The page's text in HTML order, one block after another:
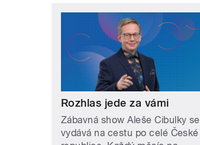
Rozhlas jede za vámi
Zábavná show Aleše Cibulky se
vydává na cestu po celé České